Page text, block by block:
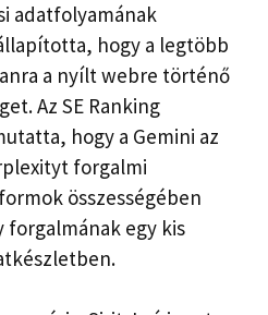
adatfolyamának
hogy a legtöbb
a nyílt webre történő
Az SE Ranking
hogy a Gemini az
forgalmi
összességében
forgalmának egy kis